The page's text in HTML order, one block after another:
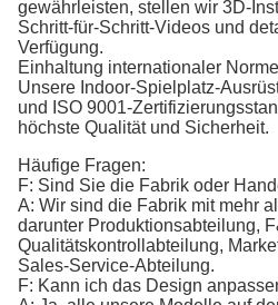
gewährleisten, stellen wir 3D-
Schritt-für-Schritt-Videos und
Verfügung.
Einhaltung internationaler
Unsere Indoor-Spielplatz-
und ISO 9001-
höchste Qualität und Sicherheit.
Häufige Fragen:
F: Sind Sie die Fabrik oder
A: Wir sind die Fabrik mit mehr
darunter Produktionsabteilung,
Qualitätskontrollabteilung,
Sales-Service-Abteilung.
F: Kann ich das Design